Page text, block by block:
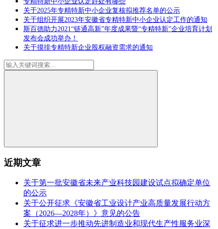
关于2025年专精特新中小企业复核拟推荐名单的公示
关于组织开展2023年安徽省专精特新中小企业认定工作的通知
斯百德助力2021“链通高新”年度成果暨“专精特新”企业培育计划
发布会成功举办！
关于摸排专精特新企业股权融资需求的通知
近期文章
关于第一批安徽省未来产业科技园建设试点拟确定单位
的公示
关于公开征求《安徽省工业设计产业高质量发展行动方
案（2026—2028年）》意见的公告
关于征求进一步推动先进制造业和现代生产性服务业深